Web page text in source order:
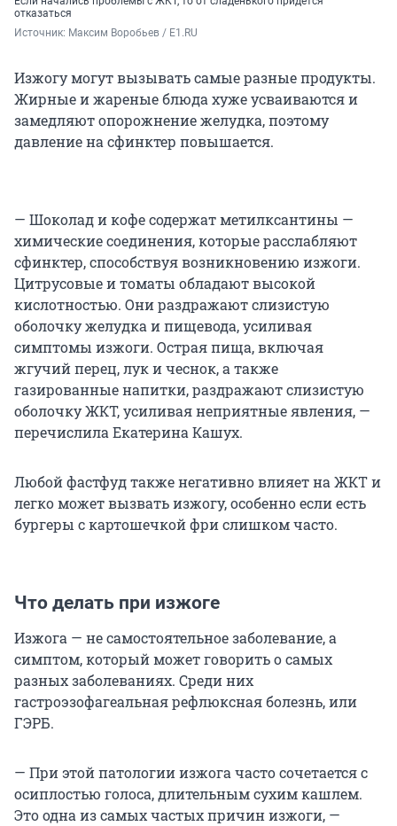
отказаться
Источник: Максим Воробьев / E1.RU
Изжогу могут вызывать самые разные продукты.
Жирные и жареные блюда хуже усваиваются и
замедляют опорожнение желудка, поэтому
давление на сфинктер повышается.
— Шоколад и кофе содержат метилксантины —
химические соединения, которые расслабляют
сфинктер, способствуя возникновению изжоги.
Цитрусовые и томаты обладают высокой
кислотностью. Они раздражают слизистую
оболочку желудка и пищевода, усиливая
симптомы изжоги. Острая пища, включая
жгучий перец, лук и чеснок, а также
газированные напитки, раздражают слизистую
оболочку ЖКТ, усиливая неприятные явления, —
перечислила Екатерина Кашух.
Любой фастфуд также негативно влияет на ЖКТ и
легко может вызвать изжогу, особенно если есть
бургеры с картошечкой фри слишком часто.
Что делать при изжоге
Изжога — не самостоятельное заболевание, а
симптом, который может говорить о самых
разных заболеваниях. Среди них
гастроэзофагеальная рефлюксная болезнь, или
ГЭРБ.
— При этой патологии изжога часто сочетается с
осиплостью голоса, длительным сухим кашлем.
Это одна из самых частых причин изжоги, —